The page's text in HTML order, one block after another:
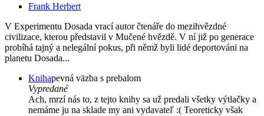
Frank Herbert
V Experimentu Dosada vrací autor čtenáře do mezihvězdné
civilizace, kterou představil v Mučené hvězdě. V ní již po generace
probíhá tajný a nelegální pokus, při němž byli lidé deportováni na
planetu Dosada...
Knihapevná väzba s prebalom
Vypredané
Ach, mrzí nás to, z tejto knihy sa už predali všetky výtlačky a
nemáme ju na sklade my ani vydavateľ :( Teoreticky však